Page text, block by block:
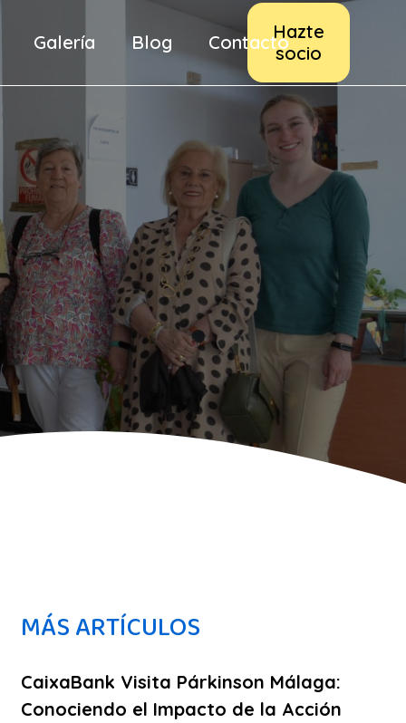
Galería Blog ContactoHazte
socio
MÁS ARTÍCULOS
CaixaBank Visita Párkinson Málaga:
Conociendo el Impacto de la Acción